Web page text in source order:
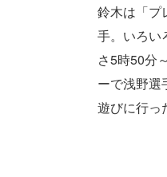
鈴木は「プ
手。いろい
さ5時50分
ーで浅野選
遊びに行っ